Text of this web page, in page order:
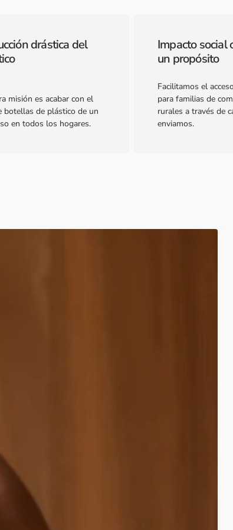
drástica del
misión es acabar con el
botellas de plástico de un
en todos los hogares.
Impacto social
un propósito
Facilitamos el
para familias de
rurales a través de
enviamos.